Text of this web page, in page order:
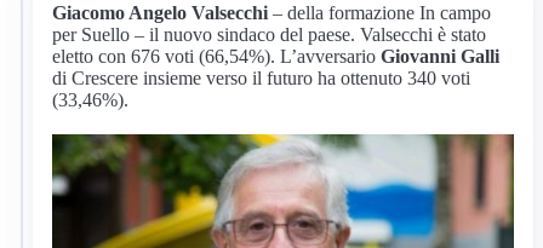
Giacomo Angelo Valsecchi – della formazione In campo
per Suello – il nuovo sindaco del paese. Valsecchi è stato
eletto con 676 voti (66,54%). L’avversarioGiovanni Galli
di Crescere insieme verso il futuro ha ottenuto 340 voti
(33,46%).